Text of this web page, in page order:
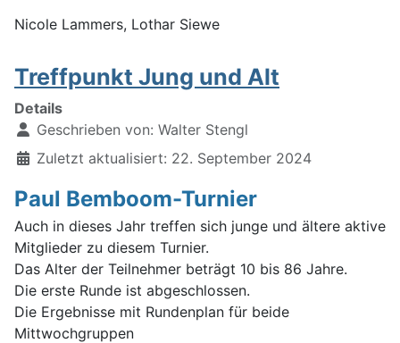
Nicole Lammers, Lothar Siewe
Treffpunkt Jung und Alt
Details
Geschrieben von: Walter Stengl
Zuletzt aktualisiert: 22. September 2024
Paul Bemboom-Turnier
Auch in dieses Jahr treffen sich junge und ältere aktive
Mitglieder zu diesem Turnier.
Das Alter der Teilnehmer beträgt 10 bis 86 Jahre.
Die erste Runde ist abgeschlossen.
Die Ergebnisse mit Rundenplan für beide
Mittwochgruppen